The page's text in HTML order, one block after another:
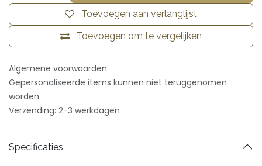
Toevoegen om te vergelijken
Toevoegen aan verlanglijst
Algemene voorwaarden
Gepersonaliseerde items kunnen niet teruggenomen
worden
Verzending: 2-3 werkdagen
Specificaties